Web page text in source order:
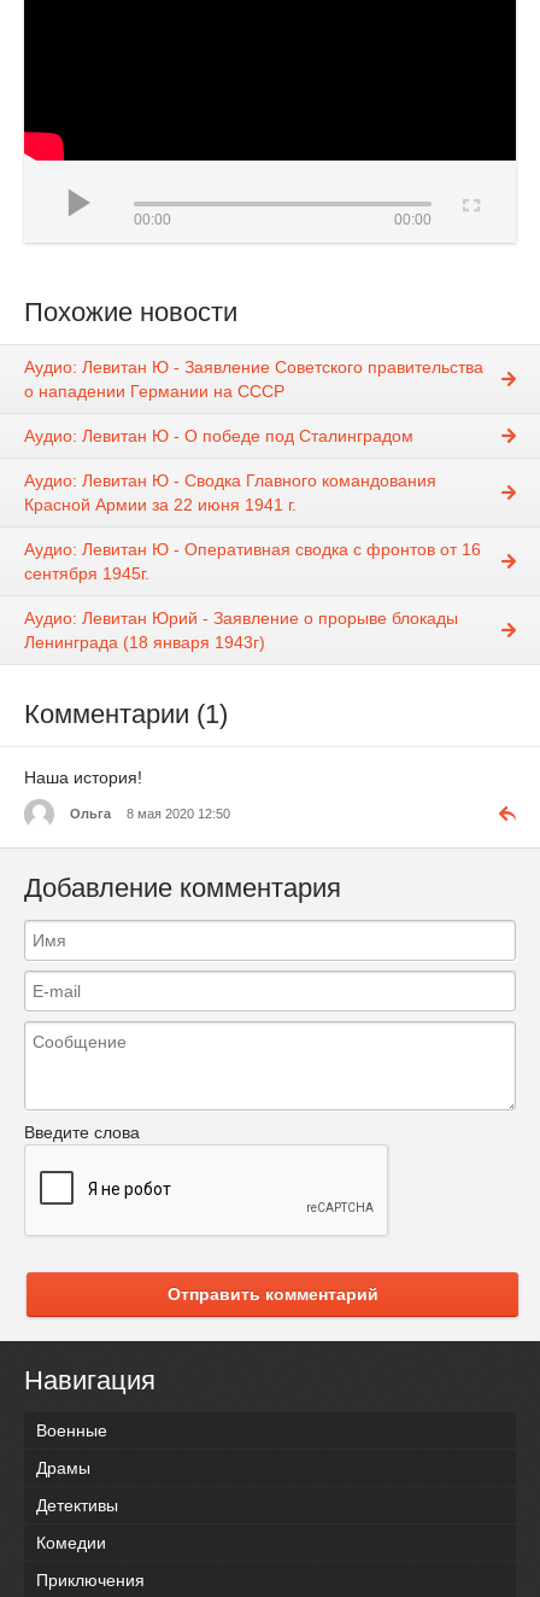
00:00 00:00
Похожие новости
Аудио: Левитан Ю - Заявление Советского правительства
о нападении Германии на СССР
Аудио: Левитан Ю - О победе под Сталинградом
Аудио: Левитан Ю - Сводка Главного командования
Красной Армии за 22 июня 1941 г.
Аудио: Левитан Ю - Оперативная сводка с фронтов от 16
сентября 1945г.
Аудио: Левитан Юрий - Заявление о прорыве блокады
Ленинграда (18 января 1943г)
Комментарии (1)
Наша история!
Ольга 8 мая 2020 12:50
Добавление комментария
Введите слова
Отправить комментарий
Навигация
Военные
Драмы
Детективы
Комедии
Приключения